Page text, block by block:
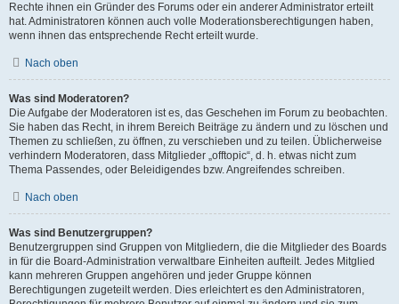
Rechte ihnen ein Gründer des Forums oder ein anderer Administrator erteilt
hat. Administratoren können auch volle Moderationsberechtigungen haben,
wenn ihnen das entsprechende Recht erteilt wurde.
Nach oben
Was sind Moderatoren?
Die Aufgabe der Moderatoren ist es, das Geschehen im Forum zu beobachten.
Sie haben das Recht, in ihrem Bereich Beiträge zu ändern und zu löschen und
Themen zu schließen, zu öffnen, zu verschieben und zu teilen. Üblicherweise
verhindern Moderatoren, dass Mitglieder „offtopic“, d. h. etwas nicht zum
Thema Passendes, oder Beleidigendes bzw. Angreifendes schreiben.
Nach oben
Was sind Benutzergruppen?
Benutzergruppen sind Gruppen von Mitgliedern, die die Mitglieder des Boards
in für die Board-Administration verwaltbare Einheiten aufteilt. Jedes Mitglied
kann mehreren Gruppen angehören und jeder Gruppe können
Berechtigungen zugeteilt werden. Dies erleichtert es den Administratoren,